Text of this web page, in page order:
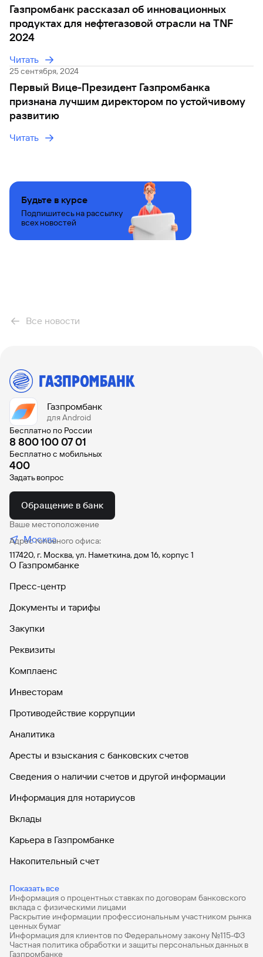
Все новости
Газпромбанк рассказал об инновационных
продуктах для нефтегазовой отрасли на TNF
2024
Читать
25 сентября, 2024
Первый Вице-Президент Газпромбанка
признана лучшим директором по устойчивому
развитию
Читать
Будьте в курсе
Подпишитесь на рассылку
всех новостей
Газпромбанк
для Android
Бесплатно по России
8 800 100 07 01
Бесплатно с мобильных
400
Задать вопрос
Обращение в банк
Ваше местоположение
Москва
Адрес головного офиса:
117420, г. Москва, ул. Наметкина, дом 16, корпус 1
О Газпромбанке
Пресс-центр
Документы и тарифы
Закупки
Реквизиты
Комплаенс
Инвесторам
Противодействие коррупции
Аналитика
Аресты и взыскания с банковских счетов
Сведения о наличии счетов и другой информации
Информация для нотариусов
Вклады
Карьера в Газпромбанке
Накопительный счет
Показать все
Дебетовые карты с бесплатным обслуживанием
Все накопительные счета
Банковские вклады на 3 месяца
Информация о процентных ставках по договорам банковского
вклада с физическими лицами
Раскрытие информации профессиональным участником рынка
ценных бумаг
Информация для клиентов по Федеральному закону №115-ФЗ
Частная политика обработки и защиты персональных данных в
Газпромбанке